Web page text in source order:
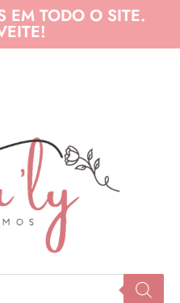
EM TODO O SITE.